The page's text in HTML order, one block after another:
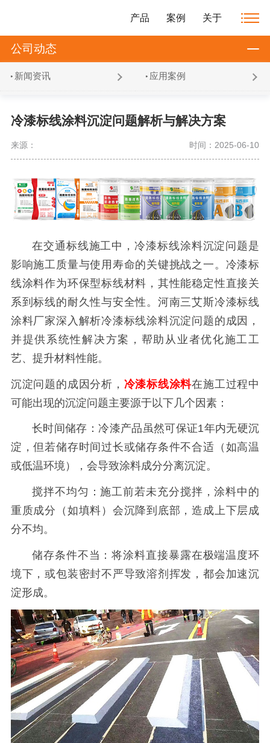
产品 案例 关于
公司动态
新闻资讯 应用案例
冷漆标线涂料沉淀问题解析与解决方案
来源： 时间：2025-06-10
在交通标线施工中，冷漆标线涂料沉淀问题是
影响施工质量与使用寿命的关键挑战之一。冷漆标
线涂料作为环保型标线材料，其性能稳定性直接关
系到标线的耐久性与安全性。 河南三艾斯冷漆标线
涂料厂家深入解析冷漆标线涂料沉淀问题的成因，
并提供系统性解决方案，帮助从业者优化施工工
艺、提升材料性能。
沉淀问题的成因分析， 冷漆标线涂料在施工过程中
可能出现的沉淀问题主要源于以下几个因素：
长时间储存：冷漆产品虽然可保证1年内无硬沉
淀，但若储存时间过长或储存条件不合适（如高温
或低温环境），会导致涂料成分分离沉淀。
搅拌不均匀：施工前若未充分搅拌，涂料中的
重质成分（如填料）会沉降到底部，造成上下层成
分不均。
储存条件不当：将涂料直接暴露在极端温度环
境下，或包装密封不严导致溶剂挥发，都会加速沉
淀形成。